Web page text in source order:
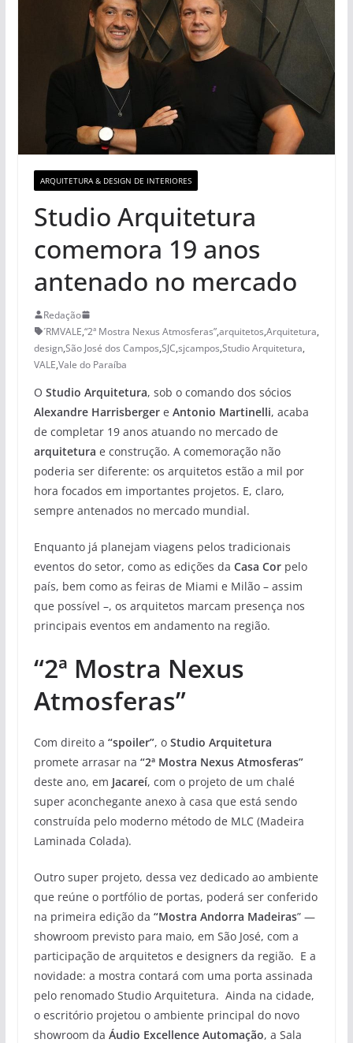
ARQUITETURA & DESIGN DE INTERIORES
Studio Arquitetura
comemora 19 anos
antenado no mercado
Redação
´RMVALE,“2ª Mostra Nexus Atmosferas”,arquitetos,Arquitetura,
design,São José dos Campos,SJC,sjcampos,Studio Arquitetura,
VALE,Vale do Paraíba
O Studio Arquitetura, sob o comando dos sócios
Alexandre Harrisberger e Antonio Martinelli, acaba
de completar 19 anos atuando no mercado de
arquitetura e construção. A comemoração não
poderia ser diferente: os arquitetos estão a mil por
hora focados em importantes projetos. E, claro,
sempre antenados no mercado mundial.
Enquanto já planejam viagens pelos tradicionais
eventos do setor, como as edições da Casa Corpelo
país, bem como as feiras de Miami e Milão – assim
que possível –, os arquitetos marcam presença nos
principais eventos em andamento na região.
“2ª Mostra Nexus
Atmosferas”
Com direito a “spoiler”, oStudio Arquitetura
promete arrasar na “2ª Mostra Nexus Atmosferas”
deste ano, em Jacareí, com o projeto de um chalé
super aconchegante anexo à casa que está sendo
construída pelo moderno método de MLC (Madeira
Laminada Colada).
Outro super projeto, dessa vez dedicado ao ambiente
que reúne o portfólio de portas, poderá ser conferido
na primeira edição da “Mostra Andorra Madeiras” —
showroom previsto para maio, em São José, com a
participação de arquitetos e designers da região. E a
novidade: a mostra contará com uma porta assinada
pelo renomado Studio Arquitetura. Ainda na cidade,
o escritório projetou o ambiente principal do novo
showroom da Áudio Excellence Automação, a Sala